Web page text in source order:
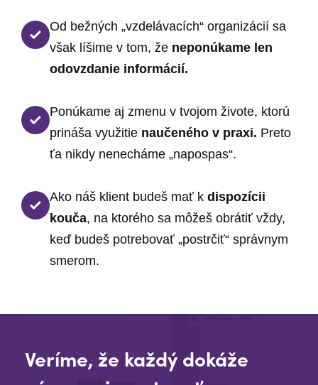
Od bežných „vzdelávacích“ organizácií sa
však líšime v tom, že neponúkame len
odovzdanie informácií.
Ponúkame aj zmenu v tvojom živote, ktorú
prináša využitie naučeného v praxi. Preto
ťa nikdy nenecháme „napospas“.
Ako náš klient budeš mať k dispozícii
kouča, na ktorého sa môžeš obrátiť vždy,
keď budeš potrebovať „postrčiť“ správnym
smerom.
Veríme, že každý dokáže